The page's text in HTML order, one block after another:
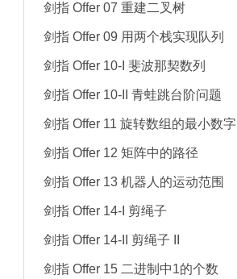
剑指 Offer 07 重建二叉树
剑指 Offer 09 用两个栈实现队列
剑指 Offer 10-I 斐波那契数列
剑指 Offer 10-II 青蛙跳台阶问题
剑指 Offer 11 旋转数组的最小数字
剑指 Offer 12 矩阵中的路径
剑指 Offer 13 机器人的运动范围
剑指 Offer 14-I 剪绳子
剑指 Offer 14-II 剪绳子 II
剑指 Offer 15 二进制中1的个数